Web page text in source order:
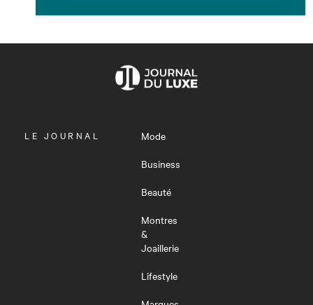
OUVRIR
LE JOURNAL
Mode
Business
Beauté
Montres
&
Joaillerie
Lifestyle